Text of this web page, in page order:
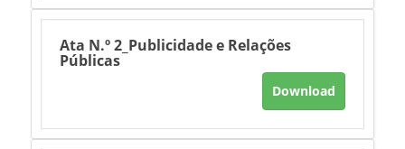
Ata N.º 2_Publicidade e Relações
Públicas
Download